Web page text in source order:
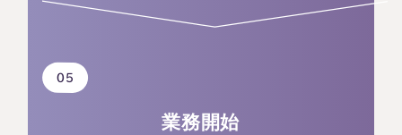
05
業務開始